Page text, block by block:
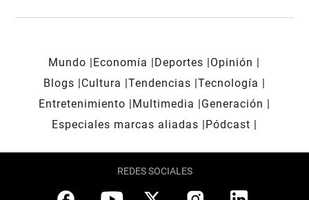
Mundo Economía Deportes
Opinión
Blogs
Cultura Tendencias Tecnología
Entretenimiento
Multimedia
Generación
Especiales marcas aliadas
Pódcast
REDES SOCIALES